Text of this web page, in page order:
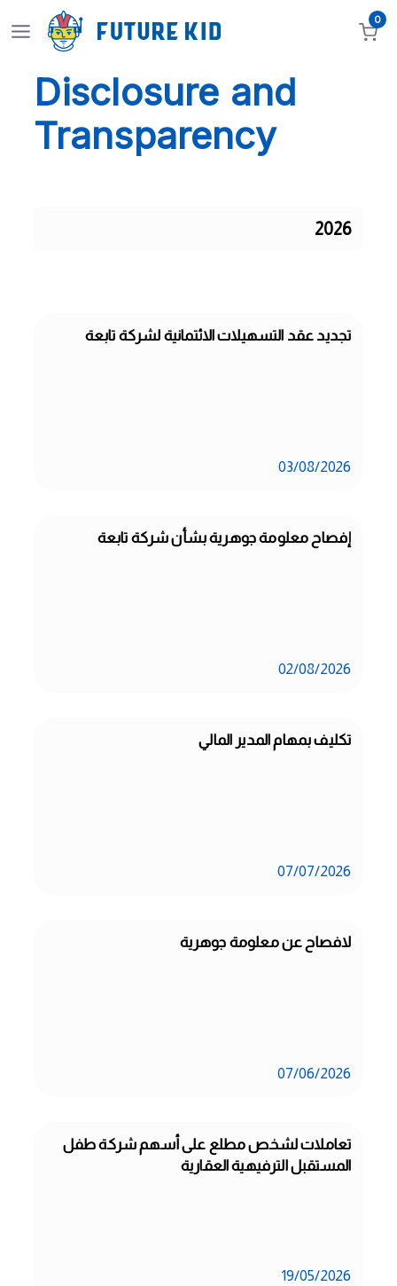
0
Disclosure and
Transparency
2026
تجديد عقد التسهيلات الائتمانية لشركة تابعة
03/08/2026
إفصاح معلومة جوهرية بشأن شركة تابعة
02/08/2026
تكليف بمهام المدير المالي
07/07/2026
لافصاح عن معلومة جوهرية
07/06/2026
المستقبل الترفيهية العقارية
19/05/2026